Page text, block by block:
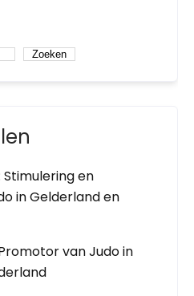
Zoeken
Stimulering en
in Gelderland en
van Judo in